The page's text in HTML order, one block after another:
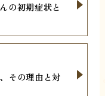
の初期症状と
その理由と対